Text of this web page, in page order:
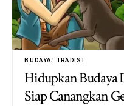
BUDAYA TRADISI
Hidupkan Budaya
Siap Canangkan